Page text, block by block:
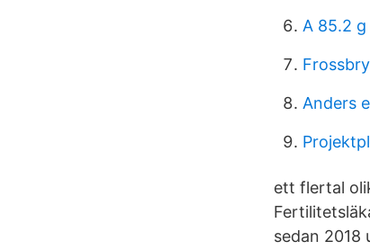
A 85.2
Anders
ett flertal
sedan 2018